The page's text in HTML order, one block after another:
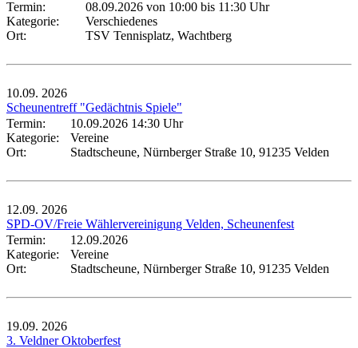
Termin: 08.09.2026 von 10:00 bis 11:30 Uhr
Kategorie:
Verschiedenes
Ort:
TSV Tennisplatz, Wachtberg
10.09. 2026
Scheunentreff "Gedächtnis Spiele"
Termin:
10.09.2026 14:30 Uhr
Kategorie:
Vereine
Ort:
Stadtscheune, Nürnberger Straße 10, 91235 Velden
12.09. 2026
SPD-OV/Freie Wählervereinigung Velden, Scheunenfest
Termin:
12.09.2026
Kategorie:
Vereine
Ort:
Stadtscheune, Nürnberger Straße 10, 91235 Velden
19.09. 2026
3. Veldner Oktoberfest